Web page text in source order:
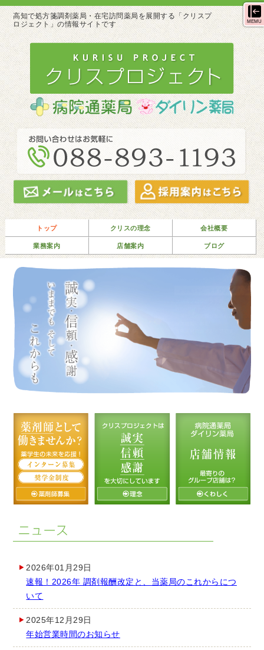
高知で処方箋調剤薬局・在宅訪問薬局を展開する「クリスプ
ロジェクト」の情報サイトです
MEMU
トップ クリスの理念 会社概要
業務案内 店舗案内 ブログ
2026年01月29日
速報！2026年 調剤報酬改定と、当薬局のこれからにつ
いて
2025年12月29日
年始営業時間のお知らせ